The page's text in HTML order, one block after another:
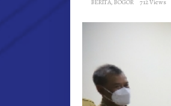
BERITA, BOGOR 712 Views